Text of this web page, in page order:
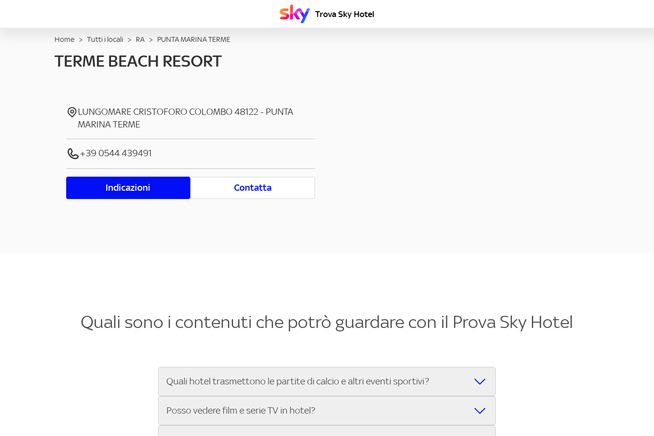
Trova Sky Hotel
Home > Tutti i locali > RA > PUNTA MARINA TERME
TERME BEACH RESORT
LUNGOMARE CRISTOFORO COLOMBO 48122- PUNTA
MARINA TERME
+39 0544 439491
Indicazioni Contatta
Quali sono i contenuti che potrò guardare con il Prova Sky Hotel
Quali hotel trasmettono le partite di calcio e altri eventi sportivi?
Se cerchi un hotel dove poter vedere le partite di Serie A, UEFA Champions League,
Posso vedere film e serie TV in hotel?